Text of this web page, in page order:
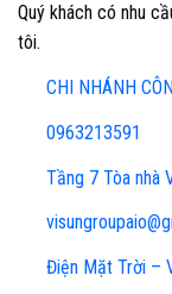
Quý khách có nhu
tôi.
CHI NHÁNH
0963213591
Tầng 7 Tòa nhà
Điện Mặt Trời –